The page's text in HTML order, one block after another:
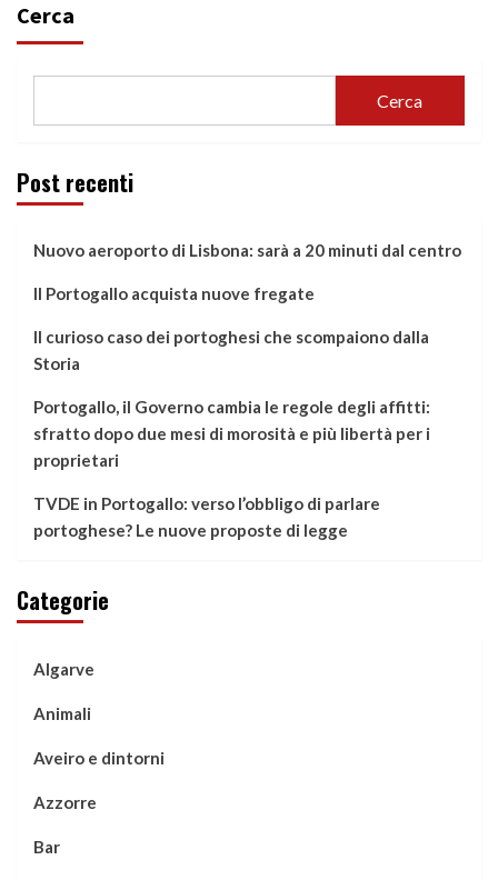
Cerca
Cerca
Post recenti
Nuovo aeroporto di Lisbona: sarà a 20 minuti dal centro
Il Portogallo acquista nuove fregate
Il curioso caso dei portoghesi che scompaiono dalla
Storia
Portogallo, il Governo cambia le regole degli affitti:
sfratto dopo due mesi di morosità e più libertà per i
proprietari
TVDE in Portogallo: verso l’obbligo di parlare
portoghese? Le nuove proposte di legge
Categorie
Algarve
Animali
Aveiro e dintorni
Azzorre
Bar